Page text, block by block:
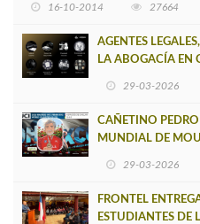
16-10-2014 27664
AGENTES
LA ABOGACÍA EN
29-03-2026
CAÑETINO
MUNDIAL DE
29-03-2026
FRONTEL
ESTUDIANTES DE